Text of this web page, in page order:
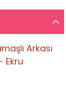
Arkası
Ekru